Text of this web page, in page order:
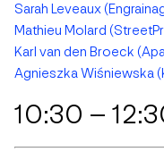
Sarah Leveaux
Mathieu Molard
Karl van den Broeck
Agnieszka Wiśniewska
10:30 –